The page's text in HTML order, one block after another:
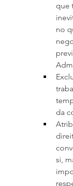
que
no
da
si,